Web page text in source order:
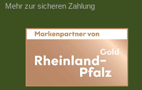
Mehr zur sicheren Zahlung